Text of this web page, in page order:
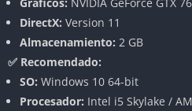
Cada zona tiene su propio
flotan en la nada, árboles de
pasadizos construidos sobre
antiguo, roto, pero con belleza y
Música que acompaña sin
DirectX: Version 11
Almacenamiento: 2 GB
✅ Recomendado:
SO: Windows 10 64-bit
Procesador: Intel i5 Skylake /